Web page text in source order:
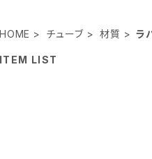
HOME チューブ 材質 ラ
ITEM LIST